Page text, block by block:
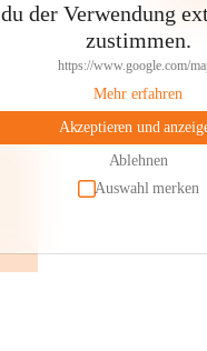
der Verwendung
zustimmen.
https://www.google.com/
Mehr erfahren
Akzeptieren und
Ablehnen
Auswahl merken